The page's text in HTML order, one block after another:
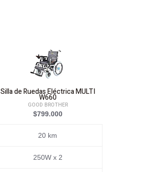
Silla de Ruedas Eléctrica MULTI
W660
GOOD BROTHER
$799.000
20 km
250W x 2